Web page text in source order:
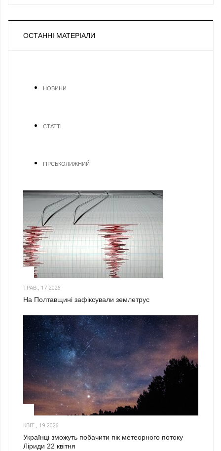
ОСТАННІ МАТЕРІАЛИ
НОВИНИ
СТАТТІ
ГІРСЬКОЛИЖНИЙ
ТРАВ., 17 2026
На Полтавщині зафіксували землетрус
КВІТ., 19 2026
Українці зможуть побачити пік метеорного потоку
Ліриди 22 квітня